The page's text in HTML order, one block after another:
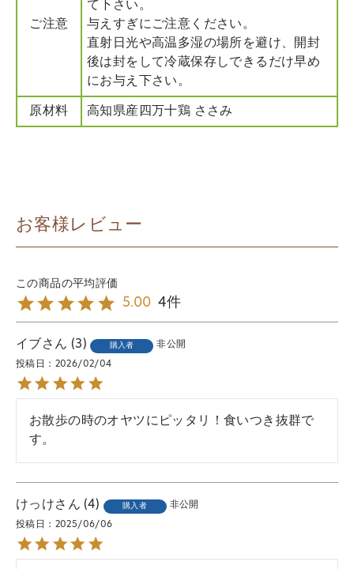
ご注意
て下さい。
与えすぎにご注意ください。
直射日光や高温多湿の場所を避け、開封
後は封をして冷蔵保存しできるだけ早め
にお与え下さい。
原材料 高知県産四万十鶏 ささみ
お客様レビュー
5.00 4
イブ 3 購入者 非公開
投稿日 2026/02/04
お散歩の時のオヤツにピッタリ！食いつき抜群で
す。
けっけ 4 購入者 非公開
投稿日 2025/06/06